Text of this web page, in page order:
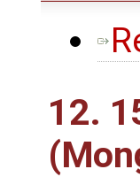
12.